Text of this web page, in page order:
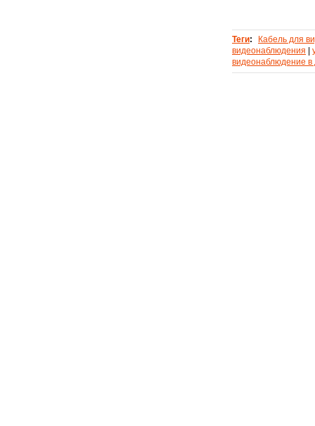
Теги:
Кабель для
видеонаблюдения |
видеонаблюдение в